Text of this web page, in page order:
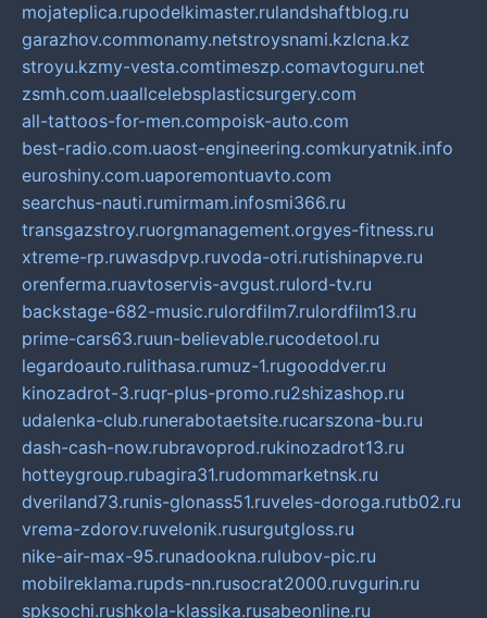
mojateplica.rupodelkimaster.rulandshaftblog.ru
garazhov.commonamy.netstroysnami.kzlcna.kz
stroyu.kzmy-vesta.comtimeszp.comavtoguru.net
zsmh.com.uaallcelebsplasticsurgery.com
all-tattoos-for-men.compoisk-auto.com
best-radio.com.uaost-engineering.comkuryatnik.info
euroshiny.com.uaporemontuavto.com
searchus-nauti.rumirmam.infosmi366.ru
transgazstroy.ruorgmanagement.orgyes-fitness.ru
xtreme-rp.ruwasdpvp.ruvoda-otri.rutishinapve.ru
orenferma.ruavtoservis-avgust.rulord-tv.ru
backstage-682-music.rulordfilm7.rulordfilm13.ru
prime-cars63.ruun-believable.rucodetool.ru
legardoauto.rulithasa.rumuz-1.rugooddver.ru
kinozadrot-3.ruqr-plus-promo.ru2shizashop.ru
udalenka-club.runerabotaetsite.rucarszona-bu.ru
dash-cash-now.rubravoprod.rukinozadrot13.ru
hotteygroup.rubagira31.rudommarketnsk.ru
dveriland73.runis-glonass51.ruveles-doroga.rutb02.ru
vrema-zdorov.ruvelonik.rusurgutgloss.ru
nike-air-max-95.runadookna.rulubov-pic.ru
mobilreklama.rupds-nn.rusocrat2000.ruvgurin.ru
spksochi.rushkola-klassika.rusabeonline.ru